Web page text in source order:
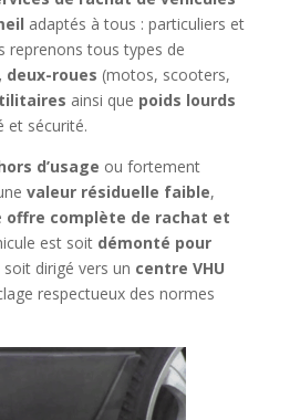
adaptés à tous : particuliers et
reprenons tous types de
deux-roues (motos, scooters,
ainsi que poids lourds
et sécurité.
d’usage ou fortement
valeur résiduelle faible,
offre complète de rachat et
est soit démonté pour
soit dirigé vers un centre VHU
respectueux des normes